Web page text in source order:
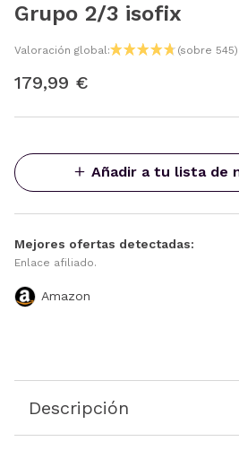
Grupo 2/3 isofix
Valoración global: (sobre 545)
179,99 €
Añadir a tu lista de
Mejores ofertas detectadas:
Enlace afiliado.
Amazon
Descripción